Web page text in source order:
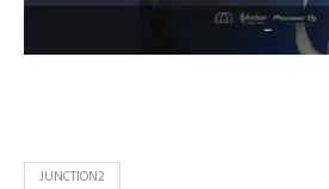
–
JUNCTION2